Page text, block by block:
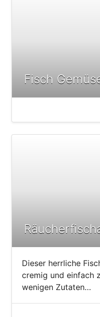
Fisch
Dieser herrliche
cremig und einfach
wenigen Zutaten…